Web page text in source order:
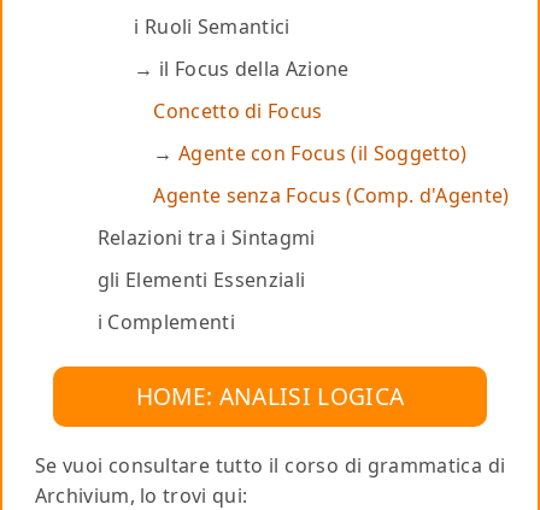
i Ruoli Semantici
il Focus della Azione
Concetto di Focus
Agente con Focus (il Soggetto)
Agente senza Focus (Comp. d'Agente)
Relazioni tra i Sintagmi
gli Elementi Essenziali
i Complementi
HOME: ANALISI LOGICA
Se vuoi consultare tutto il corso di grammatica di
Archivium, lo trovi qui: